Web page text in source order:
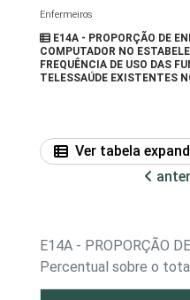
Enfermeiros
E14A - PROPORÇÃO DE
COMPUTADOR NO
FREQUÊNCIA DE USO DAS
TELESSAÚDE EXISTENTES
Ver tabela
E14A - PROPORÇÃO
Percentual sobre o